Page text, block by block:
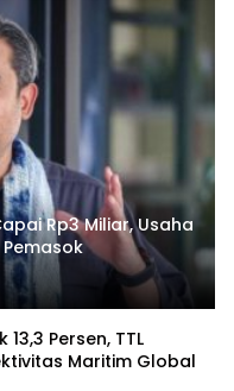
Rp3 Miliar, Usaha
Persen, TTL
Maritim Global